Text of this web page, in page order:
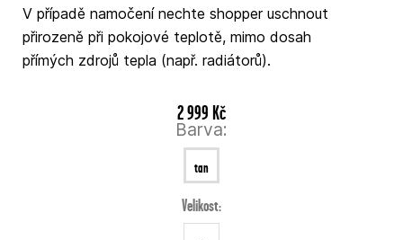
V případě namočení nechte shopper uschnout
přirozeně při pokojové teplotě, mimo dosah
přímých zdrojů tepla (např. radiátorů).
2 999 Kč
Barva:
tan
Velikost: